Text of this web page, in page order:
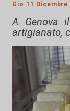
Gio 11 Dicembre
A Genova
artigianato,